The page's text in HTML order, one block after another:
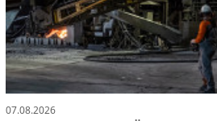
07.08.2026